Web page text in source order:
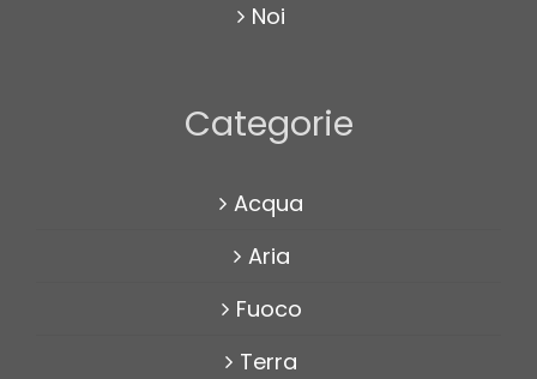
Noi
Categorie
Acqua
Aria
Fuoco
Terra